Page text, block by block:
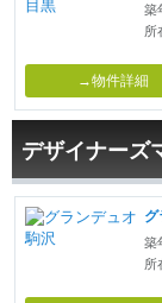
築
所
→物件詳細
デザイナーズ
グ
築
所